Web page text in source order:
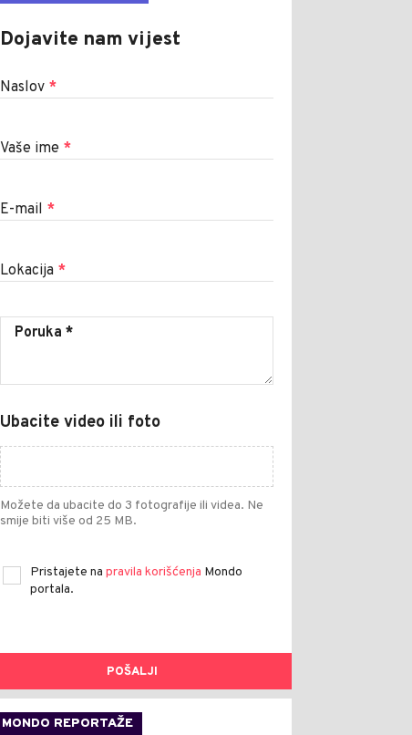
Dojavite nam vijest
Naslov *
Vaše ime *
E-mail *
Lokacija *
Ubacite video ili foto
Možete da ubacite do 3 fotografije ili videa. Ne
smije biti više od 25 MB.
Pristajete na pravila korišćenja Mondo
portala.
POŠALJI
MONDO REPORTAŽE